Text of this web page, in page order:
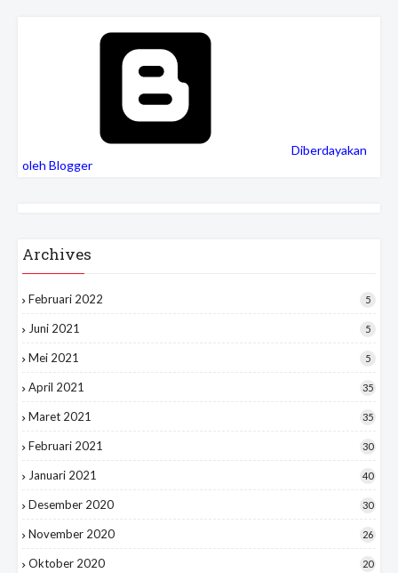
Diberdayakan
oleh Blogger
Archives
Februari 2022 5
Juni 2021 5
Mei 2021 5
April 2021 35
Maret 2021 35
Februari 2021 30
Januari 2021 40
Desember 2020 30
November 2020 26
Oktober 2020 20